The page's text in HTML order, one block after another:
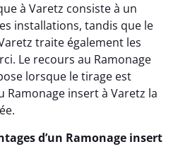
à Varetz consiste à un
installations, tandis que le
traite également les
Le recours au Ramonage
lorsque le tirage est
Ramonage insert à Varetz la
d’un Ramonage insert